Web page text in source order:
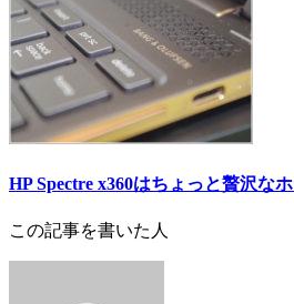
HP Spectre x360はちょっと贅沢な
この記事を書いた人